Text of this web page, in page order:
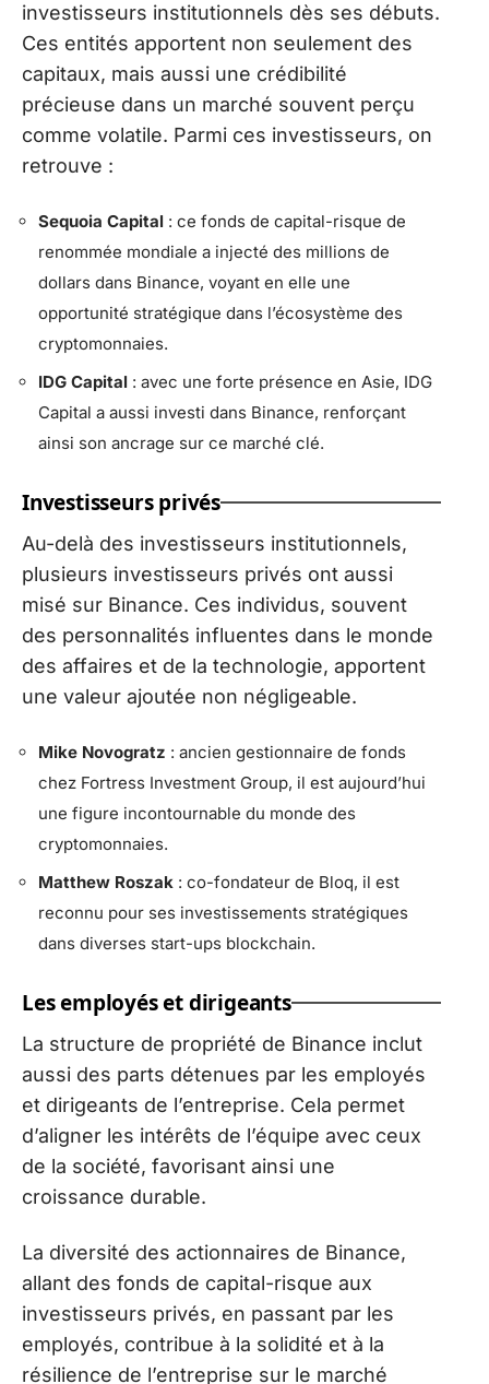
investisseurs institutionnels dès ses débuts.
Ces entités apportent non seulement des
capitaux, mais aussi une crédibilité
précieuse dans un marché souvent perçu
comme volatile. Parmi ces investisseurs, on
retrouve :
Sequoia Capital : ce fonds de capital-risque de
renommée mondiale a injecté des millions de
dollars dans Binance, voyant en elle une
opportunité stratégique dans l’écosystème des
cryptomonnaies.
IDG Capital : avec une forte présence en Asie, IDG
Capital a aussi investi dans Binance, renforçant
ainsi son ancrage sur ce marché clé.
Investisseurs privés
Au-delà des investisseurs institutionnels,
plusieurs investisseurs privés ont aussi
misé sur Binance. Ces individus, souvent
des personnalités influentes dans le monde
des affaires et de la technologie, apportent
une valeur ajoutée non négligeable.
Mike Novogratz : ancien gestionnaire de fonds
chez Fortress Investment Group, il est aujourd’hui
une figure incontournable du monde des
cryptomonnaies.
Matthew Roszak : co-fondateur de Bloq, il est
reconnu pour ses investissements stratégiques
dans diverses start-ups blockchain.
Les employés et dirigeants
La structure de propriété de Binance inclut
aussi des parts détenues par les employés
et dirigeants de l’entreprise. Cela permet
d’aligner les intérêts de l’équipe avec ceux
de la société, favorisant ainsi une
croissance durable.
La diversité des actionnaires de Binance,
allant des fonds de capital-risque aux
investisseurs privés, en passant par les
employés, contribue à la solidité et à la
résilience de l’entreprise sur le marché